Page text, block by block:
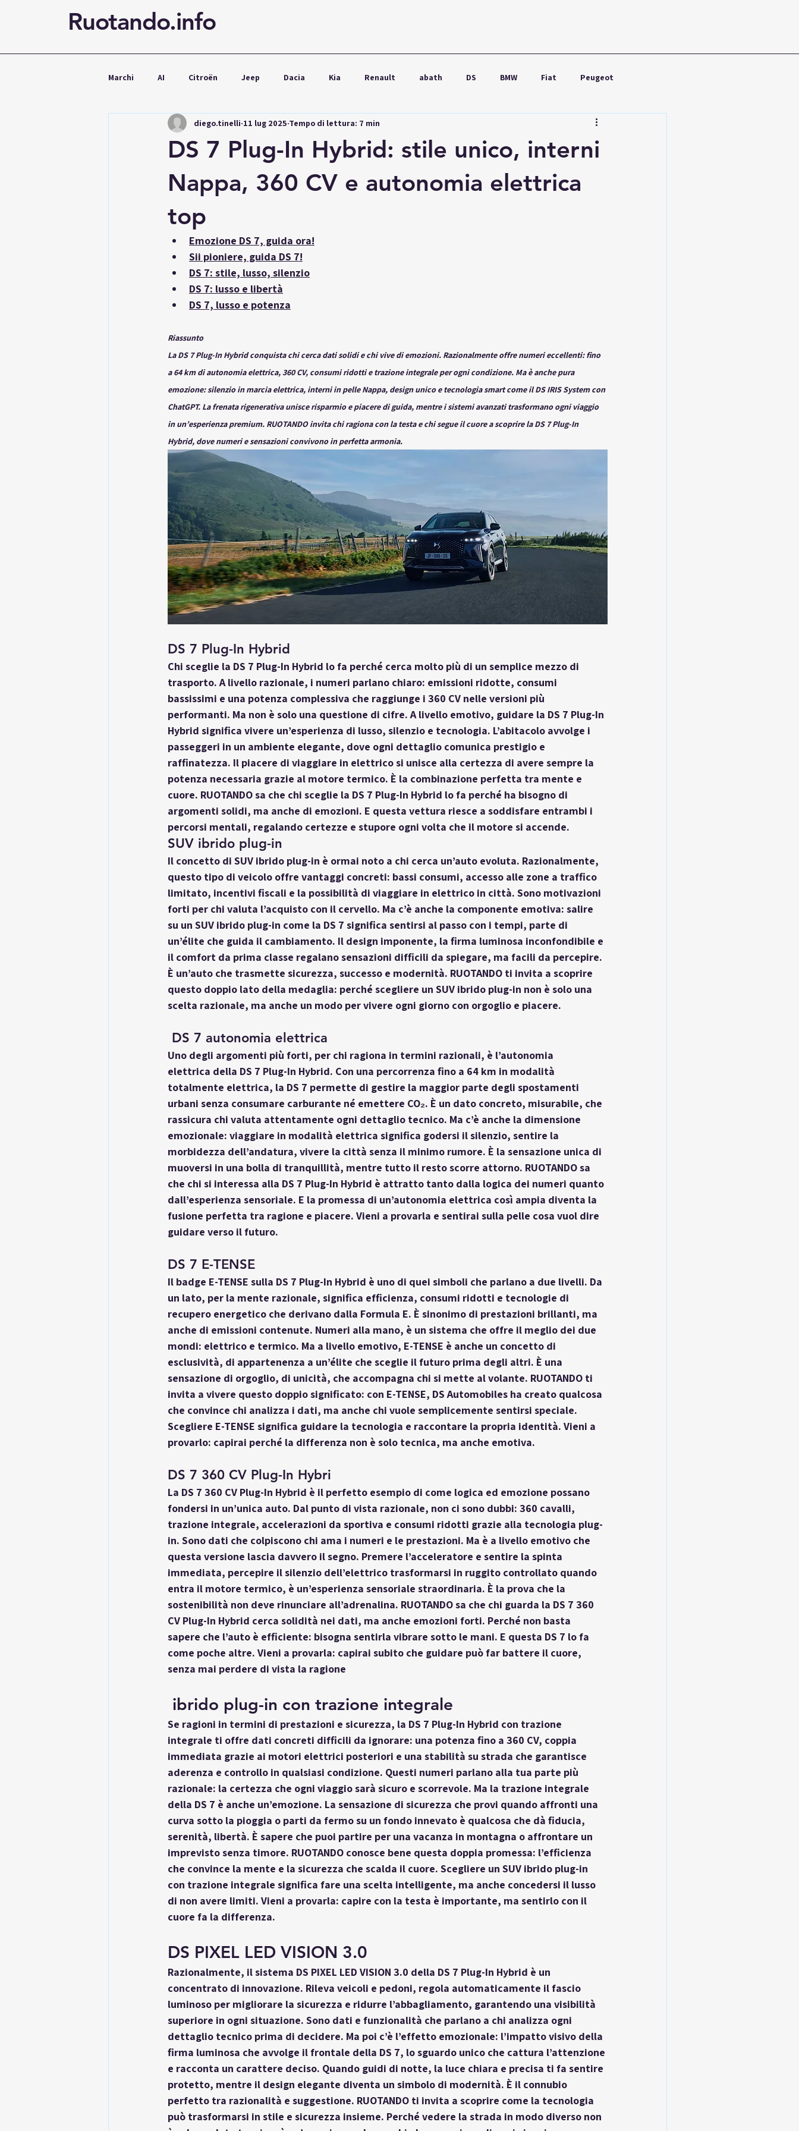
Ruotando.info
Marchi AI Citroën Jeep Dacia Kia Renault abath DS BMW Fiat Peugeot
Mercedes Volkswagen Ford Seat Toyota
DS 7 Plug-In Hybrid: stile unico, interni
Nappa, 360 CV e autonomia elettrica
top
diego.tinelli 11 lug 2025 Tempo di lettura: 7 min
Emozione DS 7, guida ora!
Sii pioniere, guida DS 7!
DS 7: stile, lusso, silenzio
DS 7: lusso e libertà
DS 7, lusso e potenza
Riassunto
La DS 7 Plug-In Hybrid conquista chi cerca dati solidi e chi vive di emozioni. Razionalmente offre numeri eccellenti: fino
a 64 km di autonomia elettrica, 360 CV, consumi ridotti e trazione integrale per ogni condizione. Ma è anche pura
emozione: silenzio in marcia elettrica, interni in pelle Nappa, design unico e tecnologia smart come il DS IRIS System con
ChatGPT. La frenata rigenerativa unisce risparmio e piacere di guida, mentre i sistemi avanzati trasformano ogni viaggio
in un’esperienza premium. RUOTANDO invita chi ragiona con la testa e chi segue il cuore a scoprire la DS 7 Plug-In
Hybrid, dove numeri e sensazioni convivono in perfetta armonia.
DS 7 Plug-In Hybrid
Chi sceglie la DS 7 Plug-In Hybrid lo fa perché cerca molto più di un semplice mezzo di
trasporto. A livello razionale, i numeri parlano chiaro: emissioni ridotte, consumi
bassissimi e una potenza complessiva che raggiunge i 360 CV nelle versioni più
performanti. Ma non è solo una questione di cifre. A livello emotivo, guidare la DS 7 Plug-In
Hybrid significa vivere un’esperienza di lusso, silenzio e tecnologia. L’abitacolo avvolge i
passeggeri in un ambiente elegante, dove ogni dettaglio comunica prestigio e
raffinatezza. Il piacere di viaggiare in elettrico si unisce alla certezza di avere sempre la
potenza necessaria grazie al motore termico. È la combinazione perfetta tra mente e
cuore. RUOTANDO sa che chi sceglie la DS 7 Plug-In Hybrid lo fa perché ha bisogno di
argomenti solidi, ma anche di emozioni. E questa vettura riesce a soddisfare entrambi i
percorsi mentali, regalando certezze e stupore ogni volta che il motore si accende.
SUV ibrido plug-in
Il concetto di SUV ibrido plug-in è ormai noto a chi cerca un’auto evoluta. Razionalmente,
questo tipo di veicolo offre vantaggi concreti: bassi consumi, accesso alle zone a traffico
limitato, incentivi fiscali e la possibilità di viaggiare in elettrico in città. Sono motivazioni
forti per chi valuta l’acquisto con il cervello. Ma c’è anche la componente emotiva: salire
su un SUV ibrido plug-in come la DS 7 significa sentirsi al passo con i tempi, parte di
un’élite che guida il cambiamento. Il design imponente, la firma luminosa inconfondibile e
il comfort da prima classe regalano sensazioni difficili da spiegare, ma facili da percepire.
È un’auto che trasmette sicurezza, successo e modernità. RUOTANDO ti invita a scoprire
questo doppio lato della medaglia: perché scegliere un SUV ibrido plug-in non è solo una
scelta razionale, ma anche un modo per vivere ogni giorno con orgoglio e piacere.
DS 7 autonomia elettrica
Uno degli argomenti più forti, per chi ragiona in termini razionali, è l’autonomia
elettrica della DS 7 Plug-In Hybrid. Con una percorrenza fino a 64 km in modalità
totalmente elettrica, la DS 7 permette di gestire la maggior parte degli spostamenti
urbani senza consumare carburante né emettere CO₂. È un dato concreto, misurabile, che
rassicura chi valuta attentamente ogni dettaglio tecnico. Ma c’è anche la dimensione
emozionale: viaggiare in modalità elettrica significa godersi il silenzio, sentire la
morbidezza dell’andatura, vivere la città senza il minimo rumore. È la sensazione unica di
muoversi in una bolla di tranquillità, mentre tutto il resto scorre attorno. RUOTANDO sa
che chi si interessa alla DS 7 Plug-In Hybrid è attratto tanto dalla logica dei numeri quanto
dall’esperienza sensoriale. E la promessa di un’autonomia elettrica così ampia diventa la
fusione perfetta tra ragione e piacere. Vieni a provarla e sentirai sulla pelle cosa vuol dire
guidare verso il futuro.
DS 7 E-TENSE
Il badge E-TENSE sulla DS 7 Plug-In Hybrid è uno di quei simboli che parlano a due livelli. Da
un lato, per la mente razionale, significa efficienza, consumi ridotti e tecnologie di
recupero energetico che derivano dalla Formula E. È sinonimo di prestazioni brillanti, ma
anche di emissioni contenute. Numeri alla mano, è un sistema che offre il meglio dei due
mondi: elettrico e termico. Ma a livello emotivo, E-TENSE è anche un concetto di
esclusività, di appartenenza a un’élite che sceglie il futuro prima degli altri. È una
sensazione di orgoglio, di unicità, che accompagna chi si mette al volante. RUOTANDO ti
invita a vivere questo doppio significato: con E-TENSE, DS Automobiles ha creato qualcosa
che convince chi analizza i dati, ma anche chi vuole semplicemente sentirsi speciale.
Scegliere E-TENSE significa guidare la tecnologia e raccontare la propria identità. Vieni a
provarlo: capirai perché la differenza non è solo tecnica, ma anche emotiva.
DS 7 360 CV Plug-In Hybri
La DS 7 360 CV Plug-In Hybrid è il perfetto esempio di come logica ed emozione possano
fondersi in un’unica auto. Dal punto di vista razionale, non ci sono dubbi: 360 cavalli,
trazione integrale, accelerazioni da sportiva e consumi ridotti grazie alla tecnologia plug-
in. Sono dati che colpiscono chi ama i numeri e le prestazioni. Ma è a livello emotivo che
questa versione lascia davvero il segno. Premere l’acceleratore e sentire la spinta
immediata, percepire il silenzio dell’elettrico trasformarsi in ruggito controllato quando
entra il motore termico, è un’esperienza sensoriale straordinaria. È la prova che la
sostenibilità non deve rinunciare all’adrenalina. RUOTANDO sa che chi guarda la DS 7 360
CV Plug-In Hybrid cerca solidità nei dati, ma anche emozioni forti. Perché non basta
sapere che l’auto è efficiente: bisogna sentirla vibrare sotto le mani. E questa DS 7 lo fa
come poche altre. Vieni a provarla: capirai subito che guidare può far battere il cuore,
senza mai perdere di vista la ragione
ibrido plug-in con trazione integrale
Se ragioni in termini di prestazioni e sicurezza, la DS 7 Plug-In Hybrid con trazione
integrale ti offre dati concreti difficili da ignorare: una potenza fino a 360 CV, coppia
immediata grazie ai motori elettrici posteriori e una stabilità su strada che garantisce
aderenza e controllo in qualsiasi condizione. Questi numeri parlano alla tua parte più
razionale: la certezza che ogni viaggio sarà sicuro e scorrevole. Ma la trazione integrale
della DS 7 è anche un’emozione. La sensazione di sicurezza che provi quando affronti una
curva sotto la pioggia o parti da fermo su un fondo innevato è qualcosa che dà fiducia,
serenità, libertà. È sapere che puoi partire per una vacanza in montagna o affrontare un
imprevisto senza timore. RUOTANDO conosce bene questa doppia promessa: l’efficienza
che convince la mente e la sicurezza che scalda il cuore. Scegliere un SUV ibrido plug-in
con trazione integrale significa fare una scelta intelligente, ma anche concedersi il lusso
di non avere limiti. Vieni a provarla: capire con la testa è importante, ma sentirlo con il
cuore fa la differenza.
DS PIXEL LED VISION 3.0
Razionalmente, il sistema DS PIXEL LED VISION 3.0 della DS 7 Plug-In Hybrid è un
concentrato di innovazione. Rileva veicoli e pedoni, regola automaticamente il fascio
luminoso per migliorare la sicurezza e ridurre l’abbagliamento, garantendo una visibilità
superiore in ogni situazione. Sono dati e funzionalità che parlano a chi analizza ogni
dettaglio tecnico prima di decidere. Ma poi c’è l’effetto emozionale: l’impatto visivo della
firma luminosa che avvolge il frontale della DS 7, lo sguardo unico che cattura l’attenzione
e racconta un carattere deciso. Quando guidi di notte, la luce chiara e precisa ti fa sentire
protetto, mentre il design elegante diventa un simbolo di modernità. È il connubio
perfetto tra razionalità e suggestione. RUOTANDO ti invita a scoprire come la tecnologia
può trasformarsi in stile e sicurezza insieme. Perché vedere la strada in modo diverso non